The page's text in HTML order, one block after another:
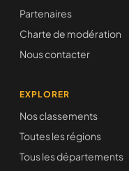
Partenaires
Charte de modération
Nous contacter
EXPLORER
Nos classements
Toutes les régions
Tous les départements